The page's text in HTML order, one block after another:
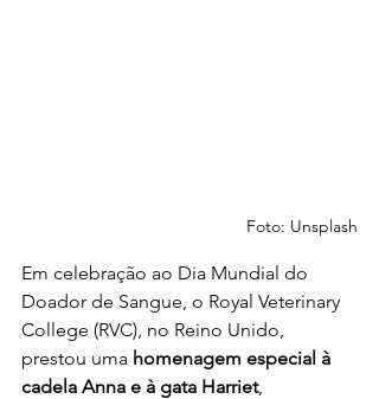
Foto: Unsplash
Em celebração ao Dia Mundial do
Doador de Sangue, o Royal Veterinary
College (RVC), no Reino Unido,
prestou uma homenagem especial à
cadela Anna e à gata Harriet,